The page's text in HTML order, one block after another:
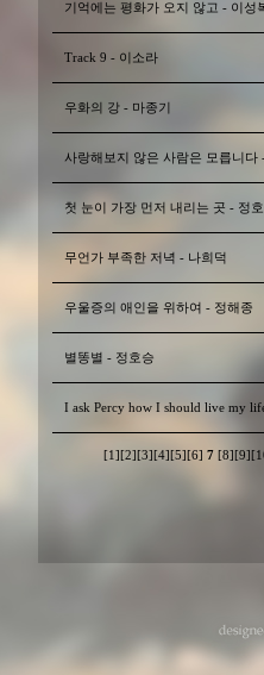
기억에는 평화가 오지 않고 - 이성
Track 9 - 이소라
우화의 강 - 마종기
사랑해보지 않은 사람은 모릅니다
첫 눈이 가장 먼저 내리는 곳 - 정
무언가 부족한 저녁 - 나희덕
우울증의 애인을 위하여 - 정해종
별똥별 - 정호승
I ask Percy how I should live my
[1] [2] [3] [4] [5] [6] 7 [8] [9]